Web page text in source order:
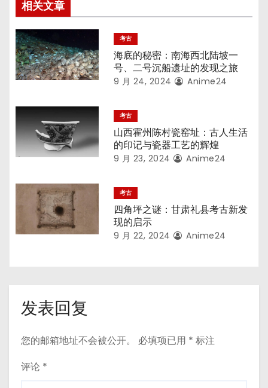
相关文章
考古
海底的秘密：南海西北陆坡一
号、二号沉船遗址的发现之旅
9 月 24, 2024 Anime24
考古
山西霍州陈村瓷窑址：古人生活
的印记与瓷器工艺的辉煌
9 月 23, 2024 Anime24
考古
四角坪之谜：甘肃礼县考古新发
现的启示
9 月 22, 2024 Anime24
发表回复
您的邮箱地址不会被公开。 必填项已用 * 标注
评论 *